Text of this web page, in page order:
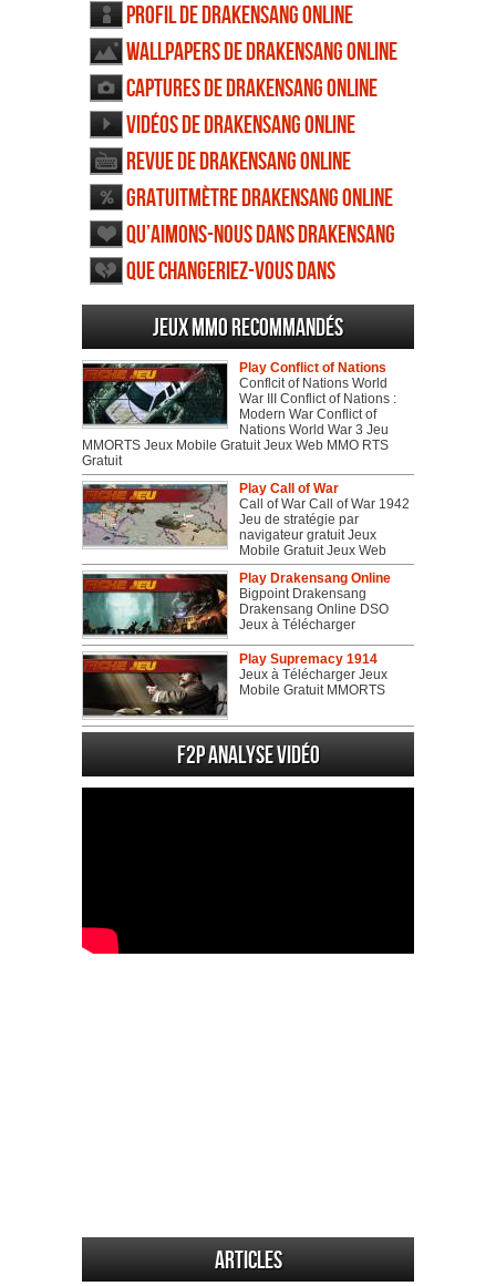
Profil de Drakensang Online
Wallpapers de Drakensang Online
Captures de Drakensang Online
Vidéos de Drakensang Online
Revue de Drakensang Online
Gratuitmètre Drakensang Online
Qu’aimons-nous dans Drakensang
Online
Que changeriez-vous dans
Drakensang Online
Jeux MMO recommandés
Play Conflict of Nations
Conflcit of Nations World
War III Conflict of Nations :
Modern War Conflict of
Nations World War 3 Jeu
MMORTS Jeux Mobile Gratuit Jeux Web MMO RTS
Gratuit
Play Call of War
Call of War Call of War 1942
Jeu de stratégie par
navigateur gratuit Jeux
Mobile Gratuit Jeux Web
Play Drakensang Online
Bigpoint Drakensang
Drakensang Online DSO
Jeux à Télécharger
Play Supremacy 1914
Jeux à Télécharger Jeux
Mobile Gratuit MMORTS
F2P Analyse vidéo
Articles